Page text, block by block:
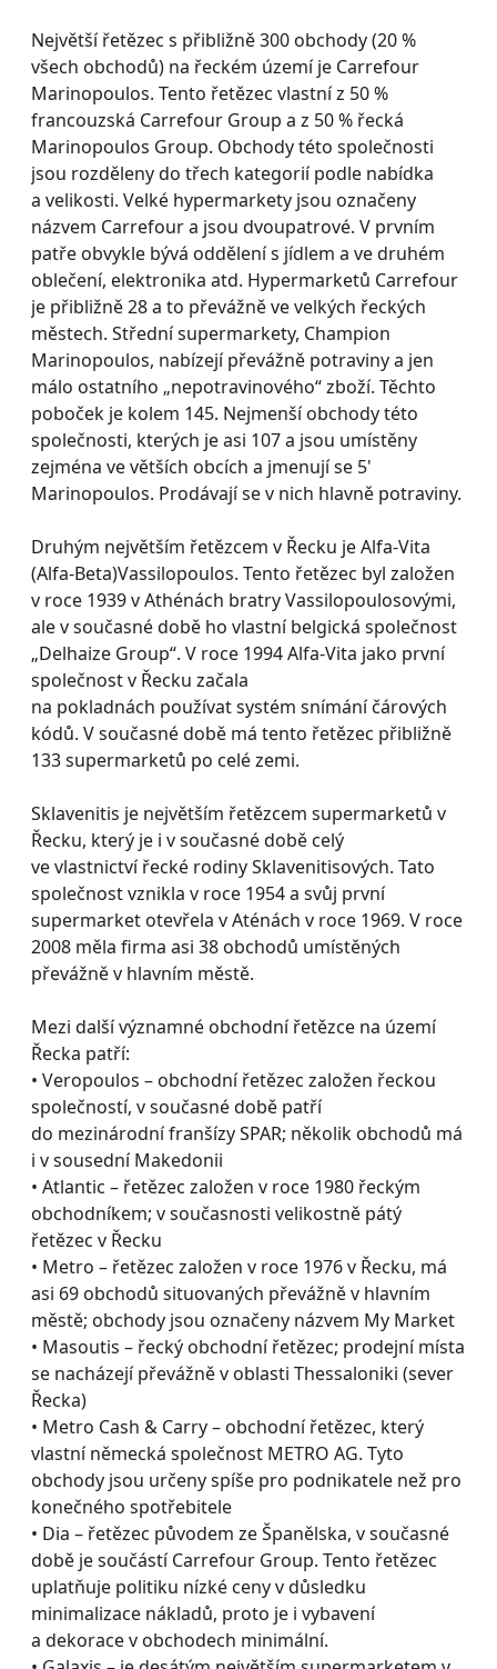
Největší řetězec s přibližně 300 obchody (20 %
všech obchodů) na řeckém území je Carrefour
Marinopoulos. Tento řetězec vlastní z 50 %
francouzská Carrefour Group a z 50 % řecká
Marinopoulos Group. Obchody této společnosti
jsou rozděleny do třech kategorií podle nabídka
a velikosti. Velké hypermarkety jsou označeny
názvem Carrefour a jsou dvoupatrové. V prvním
patře obvykle bývá oddělení s jídlem a ve druhém
oblečení, elektronika atd. Hypermarketů Carrefour
je přibližně 28 a to převážně ve velkých řeckých
městech. Střední supermarkety, Champion
Marinopoulos, nabízejí převážně potraviny a jen
málo ostatního „nepotravinového“ zboží. Těchto
poboček je kolem 145. Nejmenší obchody této
společnosti, kterých je asi 107 a jsou umístěny
zejména ve větších obcích a jmenují se 5'
Marinopoulos. Prodávají se v nich hlavně potraviny.
Druhým největším řetězcem v Řecku je Alfa-Vita
(Alfa-Beta)Vassilopoulos. Tento řetězec byl založen
v roce 1939 v Athénách bratry Vassilopoulosovými,
ale v současné době ho vlastní belgická společnost
„Delhaize Group“. V roce 1994 Alfa-Vita jako první
společnost v Řecku začala
na pokladnách používat systém snímání čárových
kódů. V současné době má tento řetězec přibližně
133 supermarketů po celé zemi.
Sklavenitis je největším řetězcem supermarketů v
Řecku, který je i v současné době celý
ve vlastnictví řecké rodiny Sklavenitisových. Tato
společnost vznikla v roce 1954 a svůj první
supermarket otevřela v Aténách v roce 1969. V roce
2008 měla firma asi 38 obchodů umístěných
převážně v hlavním městě.
Mezi další významné obchodní řetězce na území
Řecka patří:
• Veropoulos – obchodní řetězec založen řeckou
společností, v současné době patří
do mezinárodní franšízy SPAR; několik obchodů má
i v sousední Makedonii
• Atlantic – řetězec založen v roce 1980 řeckým
obchodníkem; v současnosti velikostně pátý
řetězec v Řecku
• Metro – řetězec založen v roce 1976 v Řecku, má
asi 69 obchodů situovaných převážně v hlavním
městě; obchody jsou označeny názvem My Market
• Masoutis – řecký obchodní řetězec; prodejní místa
se nacházejí převážně v oblasti Thessaloniki (sever
Řecka)
• Metro Cash & Carry – obchodní řetězec, který
vlastní německá společnost METRO AG. Tyto
obchody jsou určeny spíše pro podnikatele než pro
konečného spotřebitele
• Dia – řetězec původem ze Španělska, v současné
době je součástí Carrefour Group. Tento řetězec
uplatňuje politiku nízké ceny v důsledku
minimalizace nákladů, proto je i vybavení
a dekorace v obchodech minimální.